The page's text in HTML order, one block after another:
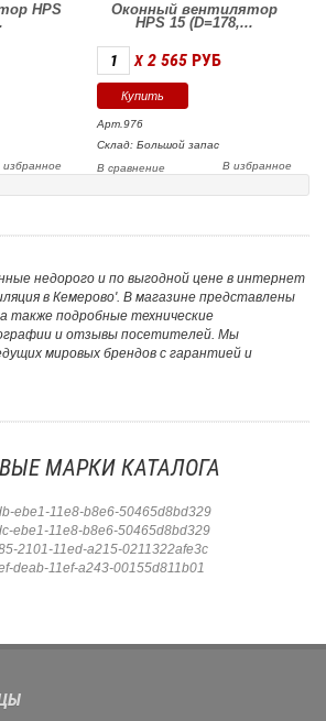
HPS
избранное
Оконный вентилятор
HPS 15 (D=178,...
X 2 565 РУБ
Арт.976
Склад: Большой запас
В избранное
В сравнение
недорого и по выгодной цене в интернет
в Кемерово'. В магазине представлены
также подробные технические
и отзывы посетителей. Мы
мировых брендов с гарантией и
МАРКИ КАТАЛОГА
ebe1-11e8-b8e6-50465d8bd329
ebe1-11e8-b8e6-50465d8bd329
2101-11ed-a215-0211322afe3c
deab-11ef-a243-00155d811b01